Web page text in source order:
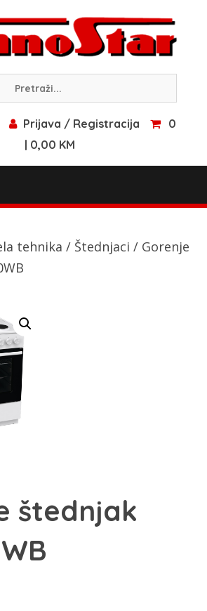
Prijava / Registracija
0
| 0,00 KM
tehnika / Štednjaci / Gorenje
štednjak